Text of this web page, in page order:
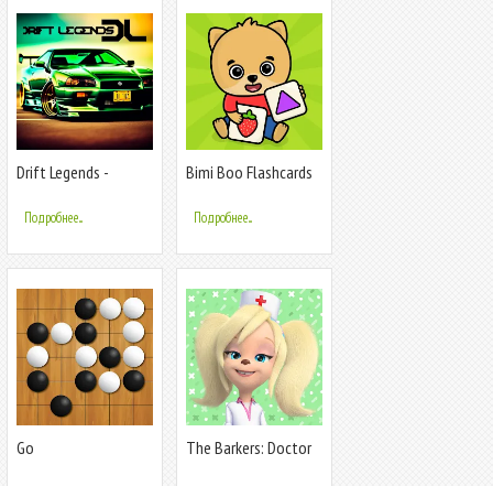
Drift Legends -
Подробнее...
Bimi Boo Flashcards
Подробнее...
Go
The Barkers: Doctor